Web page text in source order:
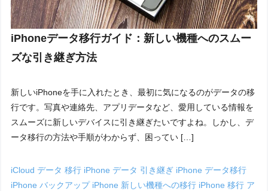
iPhoneデータ移行ガイド：新しい機種へのスムー
ズな引き継ぎ方法
新しいiPhoneを手に入れたとき、最初に気になるのがデータの移
行です。写真や連絡先、アプリデータなど、愛用している情報を
スムーズに新しいデバイスに引き継ぎたいですよね。しかし、デ
ータ移行の方法や手順がわからず、困ってい […]
iCloud データ 移行 iPhone データ 引き継ぎ iPhone データ移行
iPhone バックアップ iPhone 新しい機種への移行 iPhone 移行 ア